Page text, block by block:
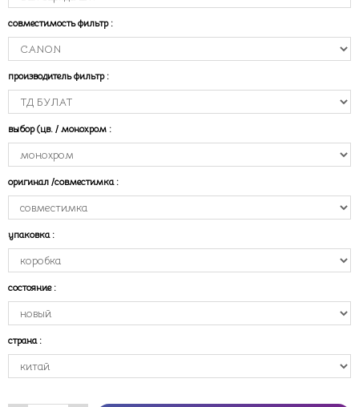
совместимость фильтр :
производитель фильтр :
выбор (цв. / монохром :
оригинал /совместимка :
упаковка :
состояние :
страна :